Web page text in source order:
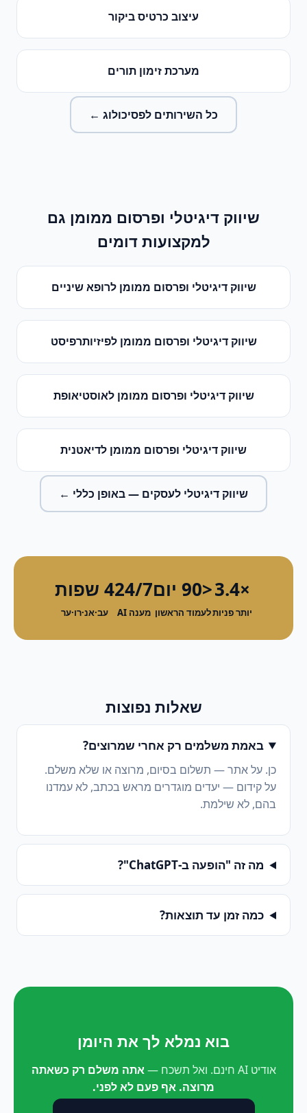
עיצוב כרטיס ביקור
מערכת זימון תורים
כל השירותים לפסיכולוג ←
שיווק דיגיטלי ופרסום ממומן גם
למקצועות דומים
שיווק דיגיטלי ופרסום ממומן לרופא שיניים
שיווק דיגיטלי ופרסום ממומן לפיזיותרפיסט
שיווק דיגיטלי ופרסום ממומן לאוסטיאופת
שיווק דיגיטלי ופרסום ממומן לדיאטנית
שיווק דיגיטלי לעסקים — באופן כללי ←
×3.4
יותר פניות
<90 יום
לעמוד הראשון
24/7
מענה AI
4 שפות
עב·אנ·רו·ער
שאלות נפוצות
באמת משלמים רק אחרי שמרוצים?
כן. על אתר — תשלום בסיום, מרוצה או שלא משלם.
על קידום — יעדים מוגדרים מראש בכתב, לא עמדנו
בהם, לא שילמת.
מה זה "הופעה ב-ChatGPT"?
כמה זמן עד תוצאות?
בוא נמלא לך את היומן
אודיט AI חינם. ואל תשכח —
אתה משלם רק כשאתה
מרוצה. אף פעם לא לפני.